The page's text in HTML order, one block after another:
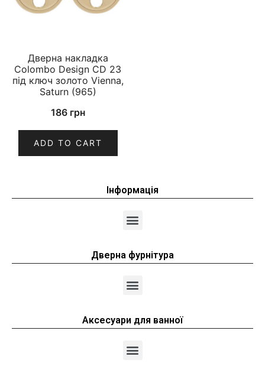
Дверна накладка
Colombo Design CD 23
під ключ золото Vienna,
Saturn (965)
186 грн
ADD TO CART
Інформація
Дверна фурнітура
Аксесуари для ванної